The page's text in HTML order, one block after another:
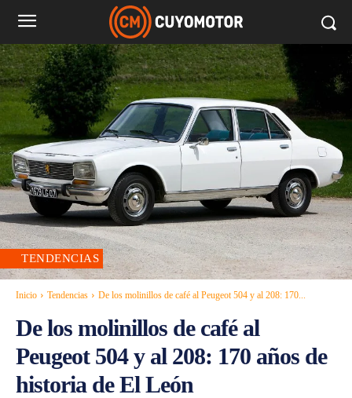
TENDENCIAS
Inicio Tendencias De los molinillos de café al Peugeot 504 y al 208: 170...
De los molinillos de café al
Peugeot 504 y al 208: 170 años de
historia de El León